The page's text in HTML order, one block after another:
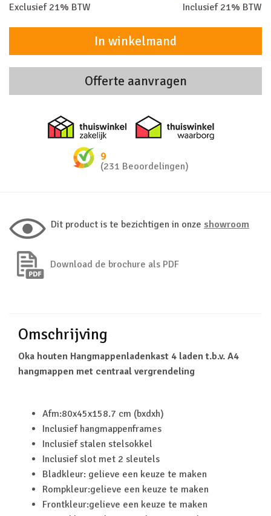
Exclusief 21% BTW Inclusief 21% BTW
In winkelmand
Offerte aanvragen
Thuiswinkel zakelijk
9
(231 Beoordelingen)
Dit product is te bezichtigen in onze showroom
Download de brochure als PDF
Omschrijving
Oka houten Hangmappenladenkast 4 laden t.b.v. A4
hangmappen met centraal vergrendeling
Afm:80x45x158.7 cm (bxdxh)
Inclusief hangmappenframes
Inclusief stalen stelsokkel
Inclusief slot met 2 sleutels
Bladkleur: gelieve een keuze te maken
Rompkleur:gelieve een keuze te maken
Frontkleur:gelieve een keuze te maken